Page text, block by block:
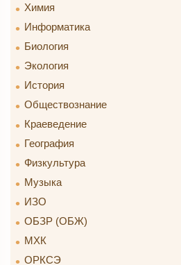
Химия
Информатика
Биология
Экология
История
Обществознание
Краеведение
География
Физкультура
Музыка
ИЗО
ОБЗР (ОБЖ)
МХК
ОРКСЭ